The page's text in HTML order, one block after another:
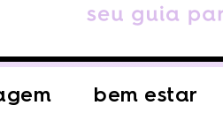
bem estar